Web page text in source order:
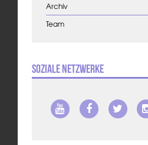
Archiv
Team
Soziale Netzwerke